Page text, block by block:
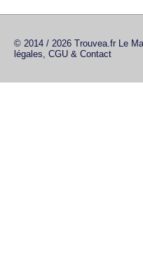
© 2014 / 2026 Trouvea.fr Le
légales, CGU & Contact